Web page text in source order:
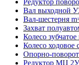
Вал выходной
Вал-шестерня
Захват
Колесо
Колесо ходовое
Опорно-
Редуктор МЦ